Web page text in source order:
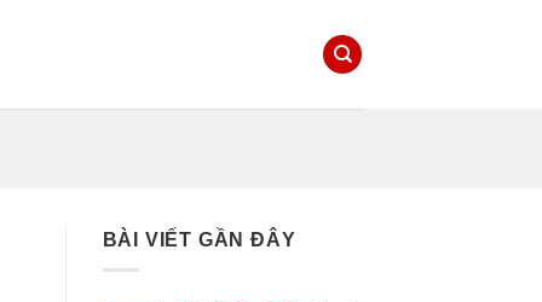
BÀI VIẾT GẦN ĐÂY